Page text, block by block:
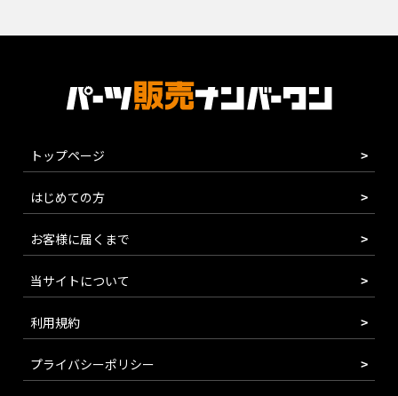
トップページ
はじめての方
お客様に届くまで
当サイトについて
利用規約
プライバシーポリシー